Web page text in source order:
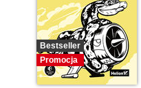
Bestseller
Promocja